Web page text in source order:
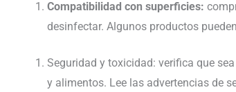
Compatibilidad con superficies:
desinfectar. Algunos productos
Seguridad y toxicidad: verifica que
y alimentos. Lee las advertencias de